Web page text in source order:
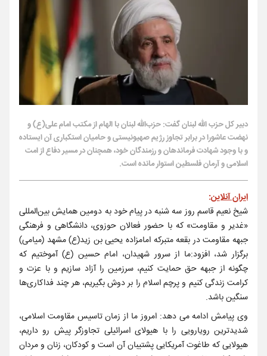
دبیر کل حزب الله لبنان گفت: حزب‌الله لبنان با الهام از مکتب امام علی(ع) و
نهضت عاشورا در برابر تجاوز رژیم صهیونیستی و حامیان استکباری آن ایستاده
و با وجود شهادت فرماندهان و رزمندگان خود، همچنان در مسیر دفاع از امت
اسلامی و آرمان فلسطین استوار مانده است.
ایران آنلاین:
شیخ نعیم قاسم روز سه شنبه در پیام خود به دومین همایش بین‌المللی
«غدیر و مقاومت» که با حضور فعالان حوزوی، دانشگاهی و فرهنگی
جبهه مقاومت در بقعه متبرکه امامزاده یحیی بن زید(ع) مشهد (میامی)
برگزار شد، افزود:ما از سرور شهیدان، امام حسین (ع) آموختیم که
چگونه از جبهه حق حمایت کنیم، سرزمین را آزاد سازیم و با عزت و
کرامت زندگی کنیم و پرچم اسلام را بر دوش بگیریم، هر چند فداکاری‌ها
سنگین باشد.
وی پیامش ادامه می دهد: امروز ما از زمان تاسیس مقاومت اسلامی،
شدیدترین رویارویی را با هیولای اسرائیلی تجاوزگر پیش رو داریم،
هیولایی که طاغوت آمریکایی پشتیبان آن است و کودکان، زنان و مردان